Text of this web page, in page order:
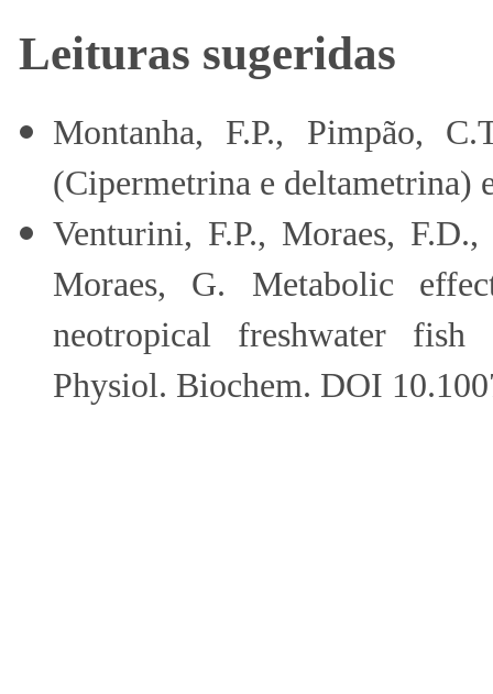
Leituras sugeridas
Montanha, F.P., Pimpão,
(Cipermetrina e deltametrina)
Venturini, F.P., Moraes,
Moraes, G. Metabolic
neotropical freshwater fish
Physiol. Biochem. DOI